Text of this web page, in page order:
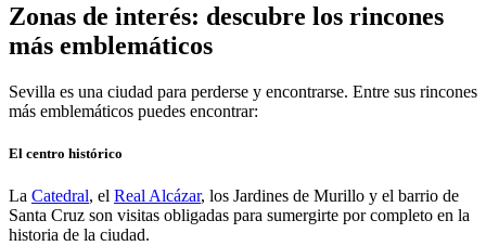
Zonas de interés: descubre los rincones
más emblemáticos
Sevilla es una ciudad para perderse y encontrarse. Entre sus rincones
más emblemáticos puedes encontrar:
El centro histórico
La Catedral, el Real Alcázar, los Jardines de Murillo y el barrio de
Santa Cruz son visitas obligadas para sumergirte por completo en la
historia de la ciudad.